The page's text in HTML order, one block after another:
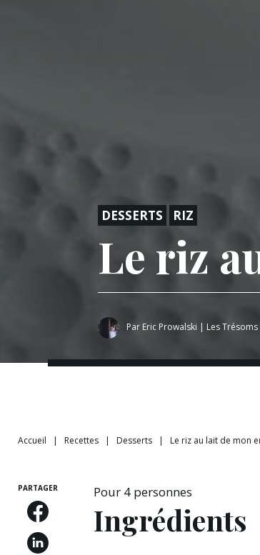
DESSERTS RIZ
Le riz
Par Eric Prowalski | Les
Accueil | Recettes | Desserts | Le riz au lait de mon
PARTAGER Pour 4 personnes
Ingrédients